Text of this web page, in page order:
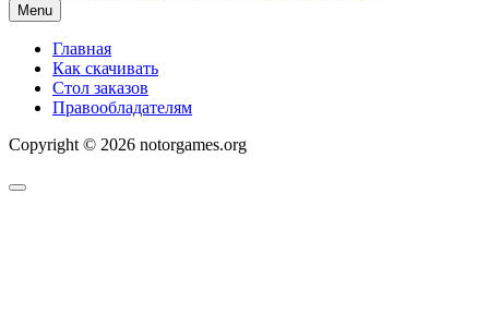
Menu
Главная
Как скачивать
Стол заказов
Правообладателям
Copyright © 2026 notorgames.org
Scroll